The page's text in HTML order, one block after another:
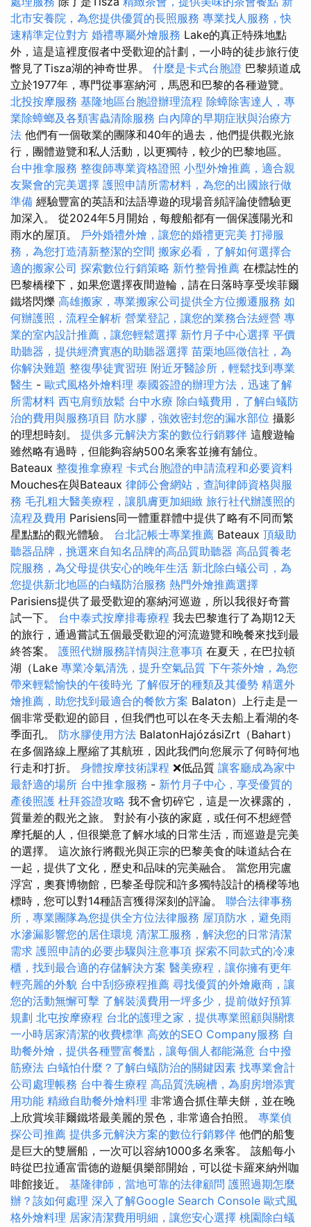
北市安養院，為您提供優質的長照服務 專業找人服務，快
速精準定位對方 婚禮專屬外燴服務 Lake的真正特殊地點
外，這是這裡度假者中受歡迎的計劃，一小時的徒步旅行使
瞥見了Tisza湖的神奇世界。 什麼是卡式台胞證 巴黎頻道成
立於1977年，專門從事塞納河，馬恩和巴黎的各種遊覽。
北投按摩服務 基隆地區台胞證辦理流程 除蟑除害達人，專
業除蟑螂及各類害蟲清除服務 白內障的早期症狀與治療方
法 他們有一個敬業的團隊和40年的過去，他們提供觀光旅
行，團體遊覽和私人活動，以更獨特，較少的巴黎地區。
台中推拿服務 整復師專業資格證照 小型外燴推薦，適合親
友聚會的完美選擇 護照申請所需材料，為您的出國旅行做
準備 經驗豐富的英語和法語導遊的現場音頻評論使體驗更
加深入。 從2024年5月開始，每艘船都有一個保護陽光和
雨水的屋頂。 戶外婚禮外燴，讓您的婚禮更完美 打掃服
務，為您打造清新整潔的空間 搬家必看，了解如何選擇合
適的搬家公司 探索數位行銷策略 新竹整骨推薦 在標誌性的
巴黎橋樑下，如果您選擇夜間遊輪，請在日落時享受埃菲爾
鐵塔閃爍 高雄搬家，專業搬家公司提供全方位搬遷服務 如
何辦護照，流程全解析 營業登記，讓您的業務合法經營 專
業的室內設計推薦，讓您輕鬆選擇 新竹月子中心選擇 平價
助聽器，提供經濟實惠的助聽器選擇 苗栗地區徵信社，為
你解決難題 整復學徒實習班 附近牙醫診所，輕鬆找到專業
醫生 - 歐式風格外燴料理 泰國簽證的辦理方法，迅速了解
所需材料 西屯肩頸放鬆 台中水療 除白蟻費用，了解白蟻防
治的費用與服務項目 防水膠，強效密封您的漏水部位 攝影
的理想時刻。 提供多元解決方案的數位行銷夥伴 這艘遊輪
雖然略有過時，但能夠容納500名乘客並擁有舖位。
Bateaux 整復推拿療程 卡式台胞證的申請流程和必要資料
Mouches在與Bateaux 律師公會網站，查詢律師資格與服
務 毛孔粗大醫美療程，讓肌膚更加細緻 旅行社代辦護照的
流程及費用 Parisiens同一體重群體中提供了略有不同而繁
星點點的觀光體驗。 台北記帳士專業推薦 Bateaux 頂級助
聽器品牌，挑選來自知名品牌的高品質助聽器 高品質養老
院服務，為父母提供安心的晚年生活 新北除白蟻公司，為
您提供新北地區的白蟻防治服務 熱門外燴推薦選擇
Parisiens提供了最受歡迎的塞納河巡遊，所以我很好奇嘗
試一下。 台中泰式按摩排毒療程 我去巴黎進行了為期12天
的旅行，通過嘗試五個最受歡迎的河流遊覽和晚餐來找到最
終答案。 護照代辦服務詳情與注意事項 在夏天，在巴拉頓
湖（Lake 專業冷氣清洗，提升空氣品質 下午茶外燴，為您
帶來輕鬆愉快的午後時光 了解假牙的種類及其優勢 精選外
燴推薦，助您找到最適合的餐飲方案 Balaton）上行走是一
個非常受歡迎的節目，但我們也可以在冬天去船上看湖的冬
季面孔。 防水膠使用方法 BalatonHajózásiZrt（Bahart）
在多個路線上壓縮了其航班，因此我們向您展示了何時何地
行走和打折。 身體按摩技術課程 ❌低品質 讓客廳成為家中
最舒適的場所 台中推拿服務 - 新竹月子中心，享受優質的
產後照護 杜拜簽證攻略 我不會切碎它，這是一次裸露的，
質量差的觀光之旅。 對於有小孩的家庭，或任何不想經營
摩托艇的人，但很樂意了解水域的日常生活，而巡遊是完美
的選擇。 這次旅行將觀光與正宗的巴黎美食的味道結合在
一起，提供了文化，歷史和品味的完美融合。 當您用完盧
浮宮，奧賽博物館，巴黎圣母院和許多獨特設計的橋樑等地
標時，您可以對14種語言獲得深刻的評論。 聯合法律事務
所，專業團隊為您提供全方位法律服務 屋頂防水，避免雨
水滲漏影響您的居住環境 清潔工服務，解決您的日常清潔
需求 護照申請的必要步驟與注意事項 探索不同款式的冷凍
櫃，找到最合適的存儲解決方案 醫美療程，讓你擁有更年
輕亮麗的外貌 台中刮痧療程推薦 尋找優質的外燴廠商，讓
您的活動無懈可擊 了解裝潢費用一坪多少，提前做好預算
規劃 北屯按摩療程 台北的護理之家，提供專業照顧與關懷
一小時居家清潔的收費標準 高效的SEO Company服務 自
助餐外燴，提供各種豐富餐點，讓每個人都能滿意 台中撥
筋療法 白蟻怕什麼？了解白蟻防治的關鍵因素 找專業會計
公司處理帳務 台中養生療程 高品質洗碗槽，為廚房增添實
用功能 精緻自助餐外燴料理 非常適合抓住華夫餅，並在晚
上欣賞埃菲爾鐵塔最美麗的景色，非常適合拍照。 專業偵
探公司推薦 提供多元解決方案的數位行銷夥伴 他們的船隻
是巨大的雙層船，一次可以容納1000多名乘客。 該船每小
時從巴拉通富雷德的遊艇俱樂部開始，可以從卡羅來納州咖
啡館接近。 基隆律師，當地可靠的法律顧問 護照過期怎麼
辦？該如何處理 深入了解Google Search Console 歐式風
格外燴料理 居家清潔費用明細，讓您安心選擇 桃園除白蟻